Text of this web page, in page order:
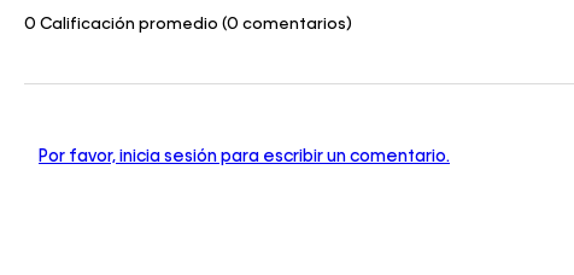
0 Calificación promedio (0 comentarios)
Por favor, inicia sesión para escribir un comentario.